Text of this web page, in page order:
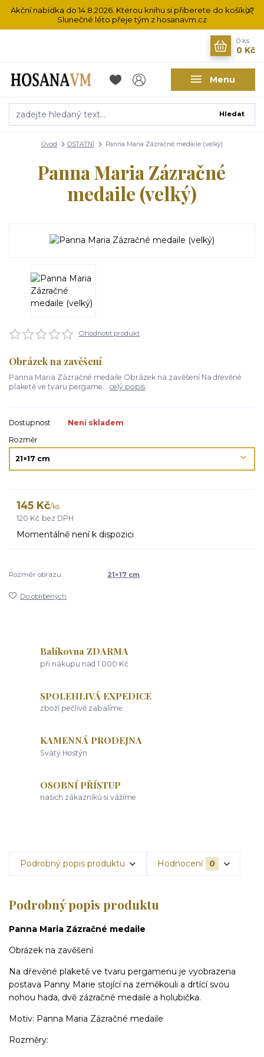
Akční nabídka do 14.8.2026. Kterou knihu si přiberete do košíku?
Slunečné léto přeje tým z hosanavm.cz
Menu
Hledat
0 ks
0 Kč
Úvod OSTATNÍ Panna Maria Zázračné medaile (velký)
Panna Maria Zázračné
medaile (velký)
Ohodnotit produkt
Obrázek na zavěšení
Panna Maria Zázračné medaile Obrázek na zavěšení Na dřevěné
plaketě ve tvaru pergame... celý popis
Dostupnost
Není skladem
Rozměr
145 Kč/ks
120 Kč bez DPH
Momentálně není k dispozici
Rozměr obrazu: 21×17 cm
Do oblíbených
Balíkovna ZDARMA
při nákupu nad 1 000 Kč
SPOLEHLIVÁ EXPEDICE
zboží pečlivě zabalíme
KAMENNÁ PRODEJNA
Svatý Hostýn
OSOBNÍ PŘÍSTUP
našich zákazníků si vážíme
Podrobný popis produktu Hodnocení 0
Podrobný popis produktu
Panna Maria Zázračné medaile
Obrázek na zavěšení
Na dřevěné plaketě ve tvaru pergamenu je vyobrazena
postava Panny Marie stojící na zeměkouli a drtící svou
nohou hada, dvě zázračné medaile a holubička.
Motiv: Panna Maria Zázračné medaile
Rozměry: